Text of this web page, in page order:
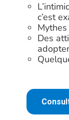
c’est
Des
adopter